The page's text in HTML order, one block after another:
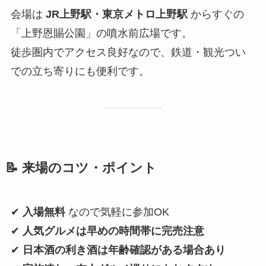
会場は JR上野駅・東京メトロ上野駅からすぐの
「上野恩賜公園」の噴水前広場です。
徒歩圏内でアクセス良好なので、鉄道・観光つい
での立ち寄りにも便利です。
📝 来場のコツ・ポイント
✔ 入場無料なので気軽に参加OK
✔ 人気グルメは早めの時間帯に完売注意
✔ 日本酒の利き酒は年齢確認がある場合あり